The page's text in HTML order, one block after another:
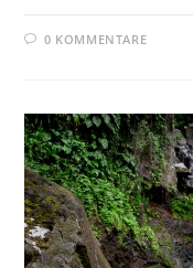
0 KOMMENTARE